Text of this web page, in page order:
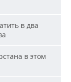
в два
в этом